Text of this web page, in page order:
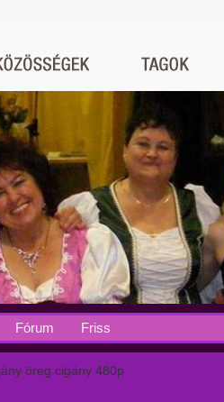
Fórum Friss
öreg cigány 480p